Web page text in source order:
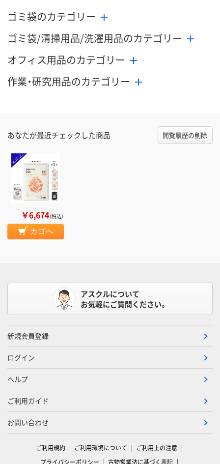
ゴミ袋のカテゴリー
ゴミ袋/清掃用品/洗濯用品のカテゴリー
オフィス用品のカテゴリー
作業・研究用品のカテゴリー
あなたが最近チェックした商品 閲覧履歴の削除
￥6,674（税込）
カゴへ
アスクルについて
お気軽にご質問ください。
新規会員登録
ログイン
ヘルプ
ご利用ガイド
お問い合わせ
ご利用規約 ご利用環境について
ご利用上の注意
プライバシーポリシー
古物営業法に基づく表記